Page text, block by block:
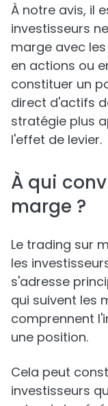
À notre avis, il
investisseurs
marge avec
en actions ou
constituer un
direct d'actifs
stratégie plus
l'effet de levier.
À qui
marge ?
Le trading sur
les
s'adresse
qui suivent les
comprennent
une position.
Cela peut
investisseurs